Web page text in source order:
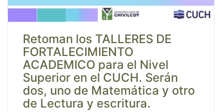
Retoman los TALLERES DE
FORTALECIMIENTO
ACADEMICO para el Nivel
Superior en el CUCH. Serán
dos, uno de Matemática y otro
de Lectura y escritura.